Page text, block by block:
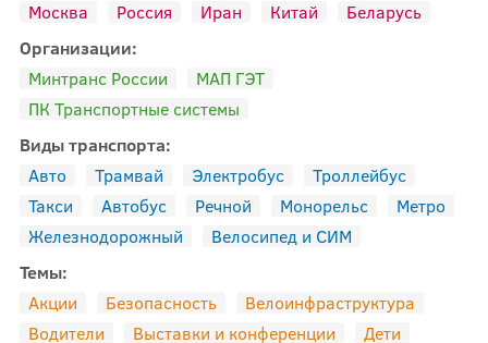
Москва
Россия Иран Китай
Беларусь
Организации:
Минтранс России
МАП ГЭТ
ПК Транспортные системы
Виды транспорта:
Авто
Трамвай Электробус
Троллейбус
Такси
Автобус Речной Монорельс
Метро
Железнодорожный
Велосипед и СИМ
Темы:
Акции
Безопасность
Велоинфраструктура
Водители
Выставки и конференции
Дети